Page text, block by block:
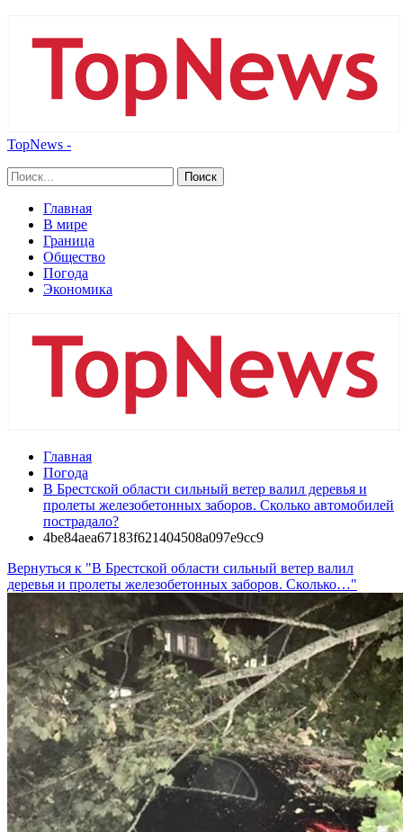
TopNews -
Главная
В мире
Граница
Общество
Погода
Экономика
Главная
Погода
В Брестской области сильный ветер валил деревья и
пролеты железобетонных заборов. Сколько автомобилей
пострадало?
4be84aea67183f621404508a097e9cc9
Вернуться к "В Брестской области сильный ветер валил
деревья и пролеты железобетонных заборов. Сколько…"